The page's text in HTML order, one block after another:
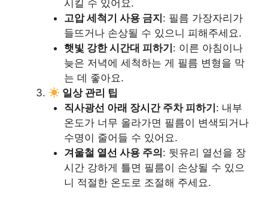
시킬 수 있어요.
고압 세척기 사용 금지 : 필름 가장자리가
들뜨거나 손상될 수 있으니 피해주세요.
햇빛 강한 시간대 피하기 : 이른 아침이나
늦은 저녁에 세척하는 게 필름 변형을 막
는 데 좋아요.
일상 관리 팁
직사광선 아래 장시간 주차 피하기 : 내부
온도가 너무 올라가면 필름이 변색되거나
수명이 줄어들 수 있어요.
겨울철 열선 사용 주의 : 뒷유리 열선을 장
시간 강하게 틀면 필름이 손상될 수 있으
니 적절한 온도로 조절해 주세요.